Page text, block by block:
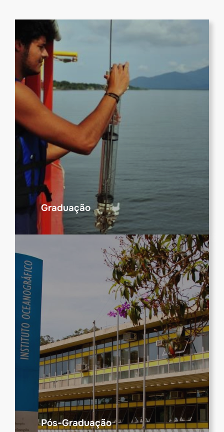
Graduação
Pós-Graduação